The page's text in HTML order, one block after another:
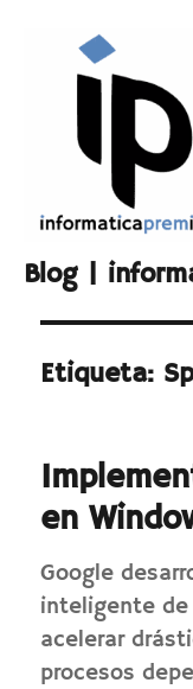
Blog |
Etiqueta:
en
Google
inteligente
acelerar
procesos